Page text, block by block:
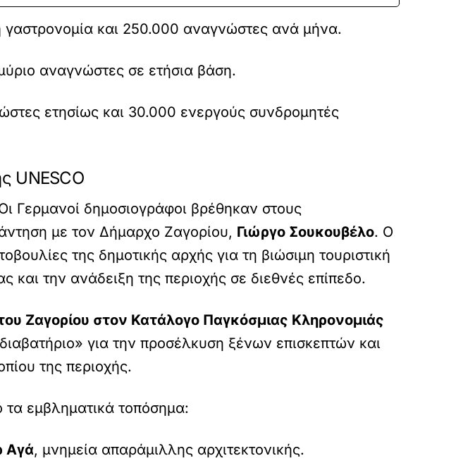
γαστρονομία και 250.000 αναγνώστες ανά μήνα.
αναγνώστες σε ετήσια βάση.
ετησίως και 30.000 ενεργούς συνδρομητές
UNESCO
Γερμανοί δημοσιογράφοι βρέθηκαν στους
με τον Δήμαρχο Ζαγορίου, Γιώργο Σουκουβέλο. Ο
της δημοτικής αρχής για τη βιώσιμη τουριστική
και την ανάδειξη της περιοχής σε διεθνές επίπεδο.
Ζαγορίου στον Κατάλογο Παγκόσμιας Κληρονομιάς
για την προσέλκυση ξένων επισκεπτών και
της περιοχής.
τα εμβληματικά τοπόσημα:
Αγά, μνημεία απαράμιλλης αρχιτεκτονικής.